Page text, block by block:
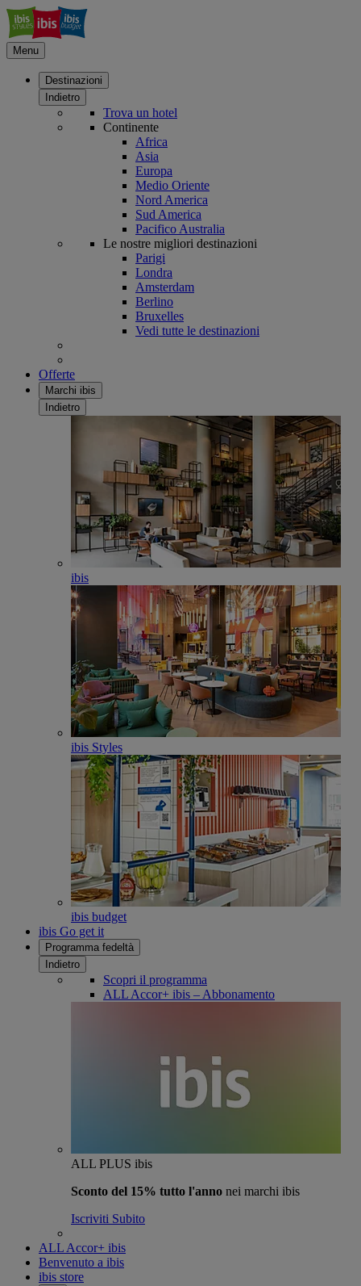
Menu
Destinazioni
Indietro
Trova un hotel
Continente
Africa
Asia
Europa
Medio Oriente
Nord America
Sud America
Pacifico Australia
Le nostre migliori destinazioni
Parigi
Londra
Amsterdam
Berlino
Bruxelles
Vedi tutte le destinazioni
Offerte
Marchi ibis
Indietro
ibis
ibis Styles
ibis budget
ibis Go get it
Programma fedeltà
Indietro
Scopri il programma
ALL Accor+ ibis – Abbonamento
ALL PLUS ibis
Sconto del 15% tutto l'anno nei marchi ibis
Iscriviti Subito
ALL Accor+ ibis
Benvenuto a ibis
ibis store